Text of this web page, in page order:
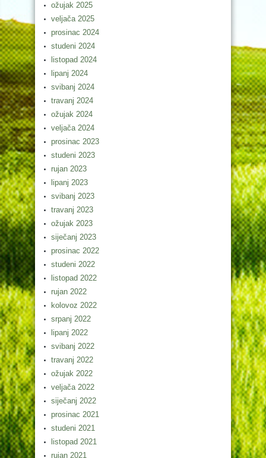
ožujak 2025
veljača 2025
prosinac 2024
studeni 2024
listopad 2024
lipanj 2024
svibanj 2024
travanj 2024
ožujak 2024
veljača 2024
prosinac 2023
studeni 2023
rujan 2023
lipanj 2023
svibanj 2023
travanj 2023
ožujak 2023
siječanj 2023
prosinac 2022
studeni 2022
listopad 2022
rujan 2022
kolovoz 2022
srpanj 2022
lipanj 2022
svibanj 2022
travanj 2022
ožujak 2022
veljača 2022
siječanj 2022
prosinac 2021
studeni 2021
listopad 2021
rujan 2021